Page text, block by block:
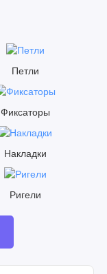
Петли
Фиксаторы
Накладки
Ригели